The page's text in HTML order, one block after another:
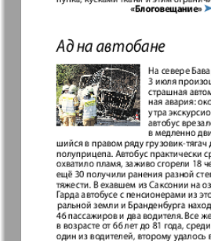
Германия плюс
Домашний
кулинар
Европа экспресс
Закон и люди